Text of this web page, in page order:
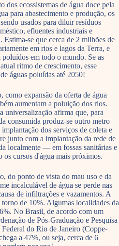
dos ecossistemas de água doce pela
para abastecimento e produção, os
usados para diluir resíduos
efluentes industriais e
se que cerca de 2 milhões de
em rios e lagos da Terra, e
em todo o mundo. Se as
ritmo de crescimento, esse
águas poluídas até 2050!
como expansão da oferta de água
aumentam a poluição dos rios.
afirma que, para
consumida produz-se outro metro
dos serviços de coleta e
junto com a implantação da rede de
localmente — em fossas sanitárias e
cursos d'água mais próximos.
do ponto de vista do mau uso e da
incalculável de água se perde nas
de infiltrações e vazamentos. A
de 10%. Algumas localidades da
No Brasil, de acordo com um
de Pós-Graduação e Pesquisa
do Rio de Janeiro (Coppe-
a 47%, ou seja, cerca de 6